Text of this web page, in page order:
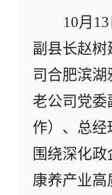
10月13
副县长赵树
司 合肥滨湖
老公司 党委
作）、总经
围绕深化
康养产业高